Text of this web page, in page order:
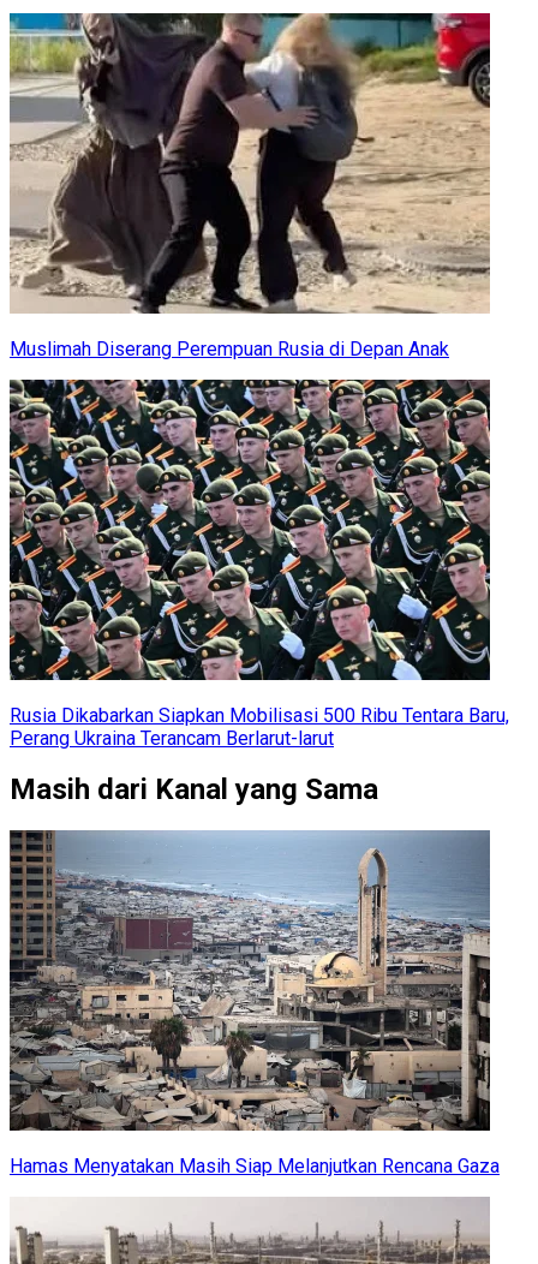
Muslimah Diserang Perempuan Rusia di Depan Anak
Rusia Dikabarkan Siapkan Mobilisasi 500 Ribu Tentara Baru,
Perang Ukraina Terancam Berlarut-larut
Masih dari Kanal yang Sama
Hamas Menyatakan Masih Siap Melanjutkan Rencana Gaza